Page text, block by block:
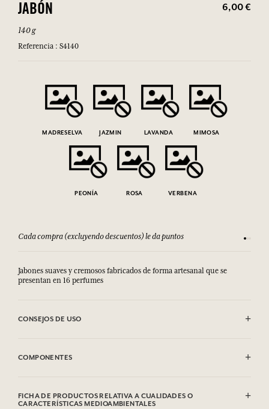
JABÓN 6,00 €
140 g
Referencia : S4140
MADRESELVA JAZMIN LAVANDA MIMOSA
PEONÍA ROSA VERBENA
Cada compra (excluyendo descuentos) le da puntos
Jabones suaves y cremosos fabricados de forma artesanal que se
presentan en 16 perfumes
CONSEJOS DE USO
COMPONENTES
(Fragrance), Glycerin, Sodium Chloride, Sodium Hydroxide,
Etidronic Acid, Hexyl Cinnamal, Limonene, Citral, Geraniol, CI
FICHA DE PRODUCTOS RELATIVA A CUALIDADES O
CARACTERÍSTICAS MEDIOAMBIENTALES